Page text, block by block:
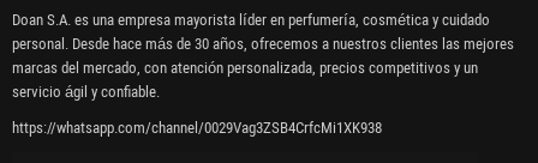
Doan S.A. es una empresa mayorista líder en perfumería, cosmética y cuidado
personal. Desde hace más de 30 años, ofrecemos a nuestros clientes las mejores
marcas del mercado, con atención personalizada, precios competitivos y un
servicio ágil y confiable.
https://whatsapp.com/channel/0029Vag3ZSB4CrfcMi1XK938